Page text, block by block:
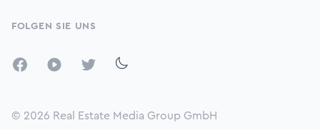
FOLGEN SIE UNS
FacebookYouTubeTwitter
© 2026 Real Estate Media Group GmbH